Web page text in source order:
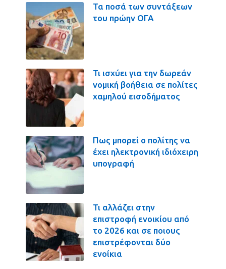
Τα ποσά των συντάξεων
του πρώην ΟΓΑ
Τι ισχύει για την δωρεάν
νομική βοήθεια σε πολίτες
χαμηλού εισοδήματος
Πως μπορεί ο πολίτης να
έχει ηλεκτρονική ιδιόχειρη
υπογραφή
Τι αλλάζει στην
επιστροφή ενοικίου από
το 2026 και σε ποιους
επιστρέφονται δύο
ενοίκια